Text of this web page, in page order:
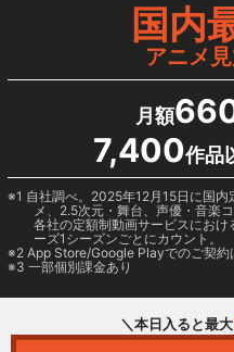
国内
アニメ
月額
7,400作品
1 自社調べ。2025年12月15日に国
メ、2.5次元・舞台、声優・音楽
各社の定額制動画サービスにお
ーズ1シーズンごとにカウント。
2 App Store/Google Playでのご契約
3 一部個別課金あり
＼本日入ると最大